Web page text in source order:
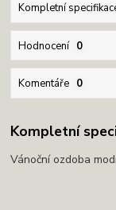
Kompletní
Hodnocení 0
Komentáře 0
Kompletní
Vánoční ozdoba